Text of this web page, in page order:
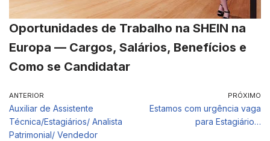
Oportunidades de Trabalho na SHEIN na
Europa — Cargos, Salários, Benefícios e
Como se Candidatar
ANTERIOR
Auxiliar de Assistente
Técnica/Estagiários/ Analista
Patrimonial/ Vendedor
PRÓXIMO
Estamos com urgência vaga
para Estagiário…